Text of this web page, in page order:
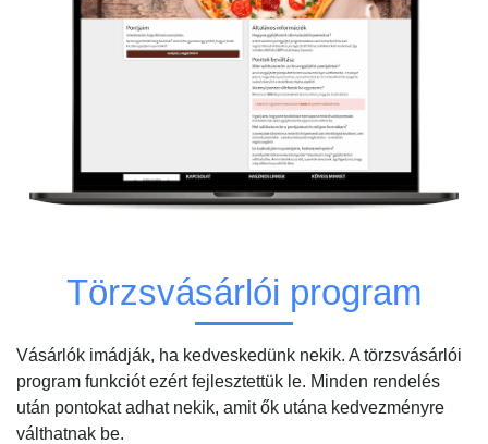
Törzsvásárlói program
Vásárlók imádják, ha kedveskedünk nekik. A törzsvásárlói
program funkciót ezért fejlesztettük le. Minden rendelés
után pontokat adhat nekik, amit ők utána kedvezményre
válthatnak be.